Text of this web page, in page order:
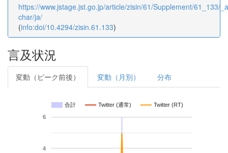
https://www.jstage.jst.go.jp/article/zisin/61/Supplement/61_133/
char/ja/
(info:doi/10.4294/zisin.61.133)
言及状況
変動（ピーク前後） 変動（月別） 分布
合計 Twitter (通常) Twitter (RT)
4
6